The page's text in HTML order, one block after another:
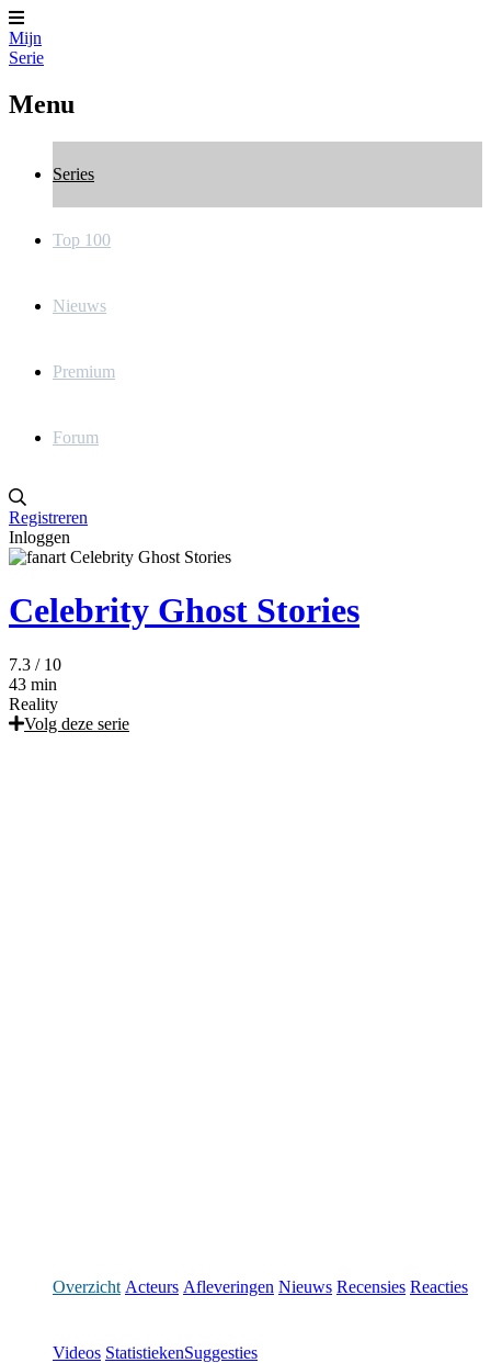
Mijn
Serie
Menu
Series
Top 100
Nieuws
Premium
Forum
Registreren
Inloggen
Celebrity Ghost Stories
7.3 / 10
43 min
Reality
Volg deze serie
Overzicht Acteurs Afleveringen Nieuws Recensies Reacties
Videos StatistiekenSuggesties